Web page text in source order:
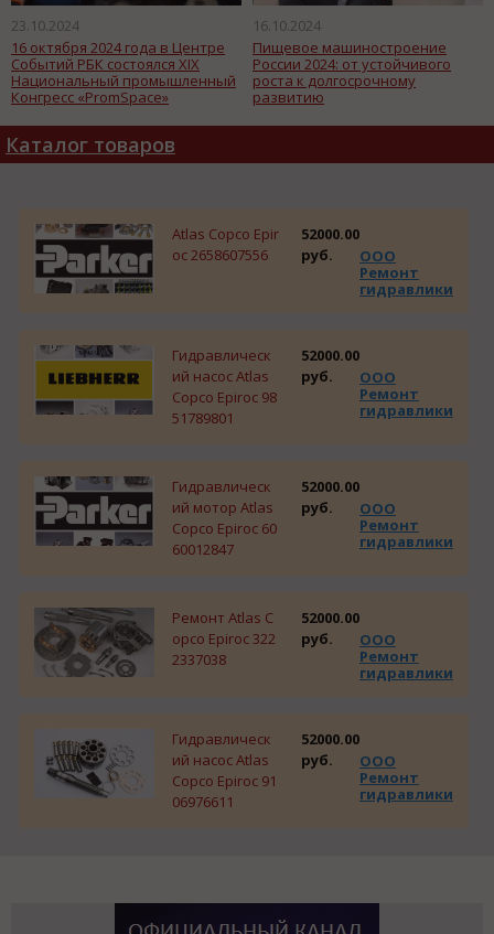
23.10.2024
16 октября 2024 года в Центре
Событий РБК состоялся XIX
Национальный промышленный
Конгресс «PromSpace»
16.10.2024
Пищевое машиностроение
России 2024: от устойчивого
роста к долгосрочному
развитию
Каталог товаров
Atlas Copco Epir
oc 2658607556
52000.00
руб.
ООО
Ремонт
гидравлики
Гидравлическ
ий насос Atlas
Copco Epiroc 98
51789801
52000.00
руб.
ООО
Ремонт
гидравлики
Гидравлическ
ий мотор Atlas
Copco Epiroc 60
60012847
52000.00
руб.
ООО
Ремонт
гидравлики
Ремонт Atlas C
opco Epiroc 322
2337038
52000.00
руб.
ООО
Ремонт
гидравлики
Гидравлическ
ий насос Atlas
Copco Epiroc 91
06976611
52000.00
руб.
ООО
Ремонт
гидравлики